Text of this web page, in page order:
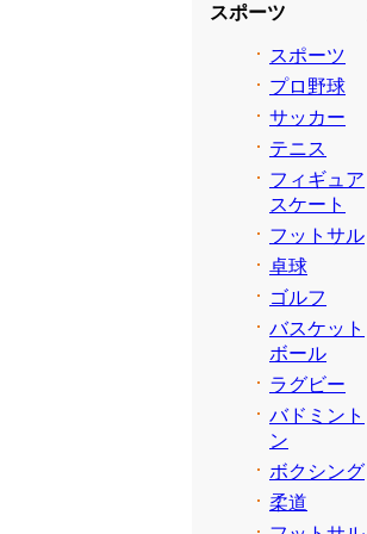
スポーツ
スポーツ
プロ野球
サッカー
テニス
フィギュア
スケート
フットサル
卓球
ゴルフ
バスケット
ボール
ラグビー
バドミント
ン
ボクシング
柔道